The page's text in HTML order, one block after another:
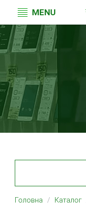
MENU
Головна Каталог